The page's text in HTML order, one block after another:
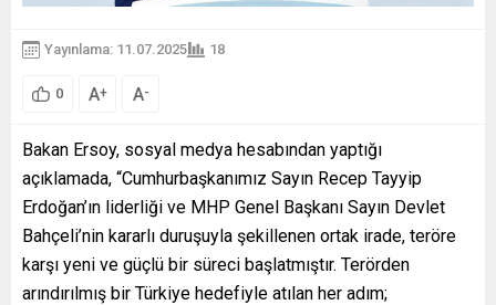
Yayınlama: 11.07.2025 18
0 A+ A-
Bakan Ersoy, sosyal medya hesabından yaptığı
açıklamada, “Cumhurbaşkanımız Sayın Recep Tayyip
Erdoğan’ın liderliği ve MHP Genel Başkanı Sayın Devlet
Bahçeli’nin kararlı duruşuyla şekillenen ortak irade, teröre
karşı yeni ve güçlü bir süreci başlatmıştır. Terörden
arındırılmış bir Türkiye hedefiyle atılan her adım;